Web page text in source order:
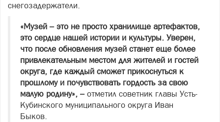
снегозадержатели.
«Музей – это не просто хранилище артефактов,
это сердце нашей истории и культуры. Уверен,
что после обновления музей станет еще более
привлекательным местом для жителей и гостей
округа, где каждый сможет прикоснуться к
прошлому и почувствовать гордость за свою
малую родину», –отметил советник главы Усть-
Кубинского муниципального округа Иван
Быков.